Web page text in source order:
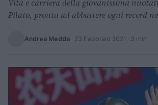
Vita e carriera della giovanissima
Pilato, pronta ad abbattere ogni record
Andrea Medda · 23 Febbraio 2021 · 3 min